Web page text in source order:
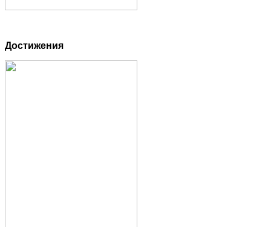
Достижения